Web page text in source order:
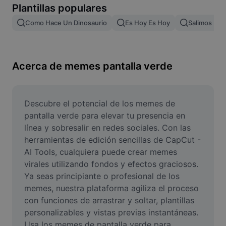
Remove image BG
Image merge
Resize Image
Meme Generator
AI Text Remover
AI People Remover
AI Inpainting
Face Cutout
Plantillas populares
Como Hace Un Dinosaurio Es Hoy Es Hoy Salimos De
Acerca de memes pantalla verde
Descubre el potencial de los memes de
pantalla verde para elevar tu presencia en
línea y sobresalir en redes sociales. Con las
herramientas de edición sencillas de CapCut -
AI Tools, cualquiera puede crear memes
virales utilizando fondos y efectos graciosos.
Ya seas principiante o profesional de los
memes, nuestra plataforma agiliza el proceso
con funciones de arrastrar y soltar, plantillas
personalizables y vistas previas instantáneas.